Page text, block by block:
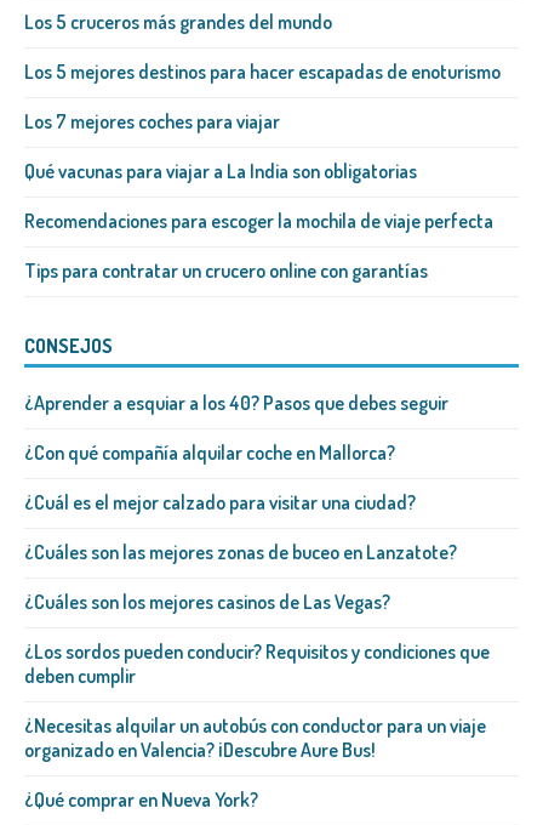
Los 5 cruceros más grandes del mundo
Los 5 mejores destinos para hacer escapadas de enoturismo
Los 7 mejores coches para viajar
Qué vacunas para viajar a La India son obligatorias
Recomendaciones para escoger la mochila de viaje perfecta
Tips para contratar un crucero online con garantías
CONSEJOS
¿Aprender a esquiar a los 40? Pasos que debes seguir
¿Con qué compañía alquilar coche en Mallorca?
¿Cuál es el mejor calzado para visitar una ciudad?
¿Cuáles son las mejores zonas de buceo en Lanzatote?
¿Cuáles son los mejores casinos de Las Vegas?
¿Los sordos pueden conducir? Requisitos y condiciones que
deben cumplir
¿Necesitas alquilar un autobús con conductor para un viaje
organizado en Valencia? ¡Descubre Aure Bus!
¿Qué comprar en Nueva York?